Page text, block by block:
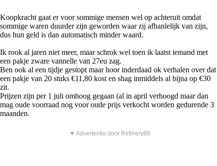
Koopkracht gaat er voor sommige mensen wel op achteruit omdat
sommige waren duurder zijn geworden waar zij afhanlelijk van zijn,
dus hun geld is dan automatisch minder waard.
Ik rook al jaren niet meer, maar schrok wel toen ik laatst iemand met
een pakje zware vannelle van 27eu zag.
Ben ook al een tijdje gestopt maar hoor inderdaad ok verhalen over dat
een pakje van 20 stuks €11,80 kost en shag inmiddels al bijna op €30
zit.
Prijzen zijn per 1 juli omhoog gegaan (al in april verhoogd maar dan
mag oude voorraad nog voor oude prijs verkocht worden gedurende 3
maanden.
▼ Advertentie door Refinery89